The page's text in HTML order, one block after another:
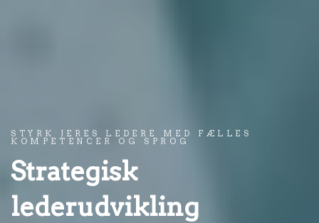
STYRK JERES LEDERE MED FÆLLES
KOMPETENCER OG SPROG
Strategisk
lederudvikling